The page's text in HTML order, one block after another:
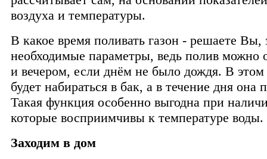
воздуха и температуры.
В какое время поливать газон - решаете Вы,
необходимые параметры, ведь полив можно
и вечером, если днём не было дождя. В этом
будет набираться в бак, а в течение дня она
Такая функция особенно выгодна при
которые восприимчивы к температуре воды.
Заходим в дом